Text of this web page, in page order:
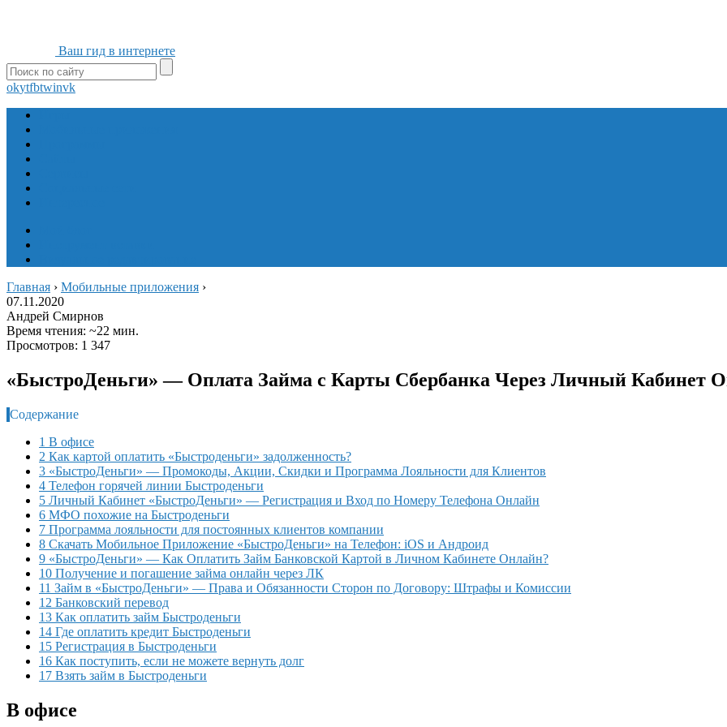
Ваш гид в интернете
okytfbtwinvk
Главная › Мобильные приложения ›
07.11.2020
Андрей Смирнов
Время чтения: ~22 мин.
Просмотров: 1 347
«БыстроДеньги» — Оплата Займа с Карты Сбербанка Через Личный Кабинет
Содержание
1 В офисе
2 Как картой оплатить «Быстроденьги» задолженность?
3 «БыстроДеньги» — Промокоды, Акции, Скидки и Программа Лояльности для Клиентов
4 Телефон горячей линии Быстроденьги
5 Личный Кабинет «БыстроДеньги» — Регистрация и Вход по Номеру Телефона Онлайн
6 МФО похожие на Быстроденьги
7 Программа лояльности для постоянных клиентов компании
8 Скачать Мобильное Приложение «БыстроДеньги» на Телефон: iOS и Андроид
9 «БыстроДеньги» — Как Оплатить Займ Банковской Картой в Личном Кабинете Онлайн?
10 Получение и погашение займа онлайн через ЛК
11 Займ в «БыстроДеньги» — Права и Обязанности Сторон по Договору: Штрафы и Комиссии
12 Банковский перевод
13 Как оплатить займ Быстроденьги
14 Где оплатить кредит Быстроденьги
15 Регистрация в Быстроденьги
16 Как поступить, если не можете вернуть долг
17 Взять займ в Быстроденьги
В офисе